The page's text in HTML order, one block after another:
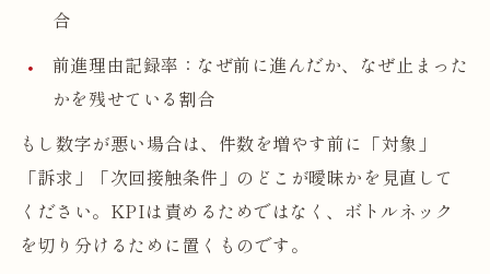
合
前進理由記録率：なぜ前に進んだか、なぜ止まった
かを残せている割合
もし数字が悪い場合は、件数を増やす前に「対象」
「訴求」「次回接触条件」のどこが曖昧かを見直して
ください。KPIは責めるためではなく、ボトルネック
を切り分けるために置くものです。